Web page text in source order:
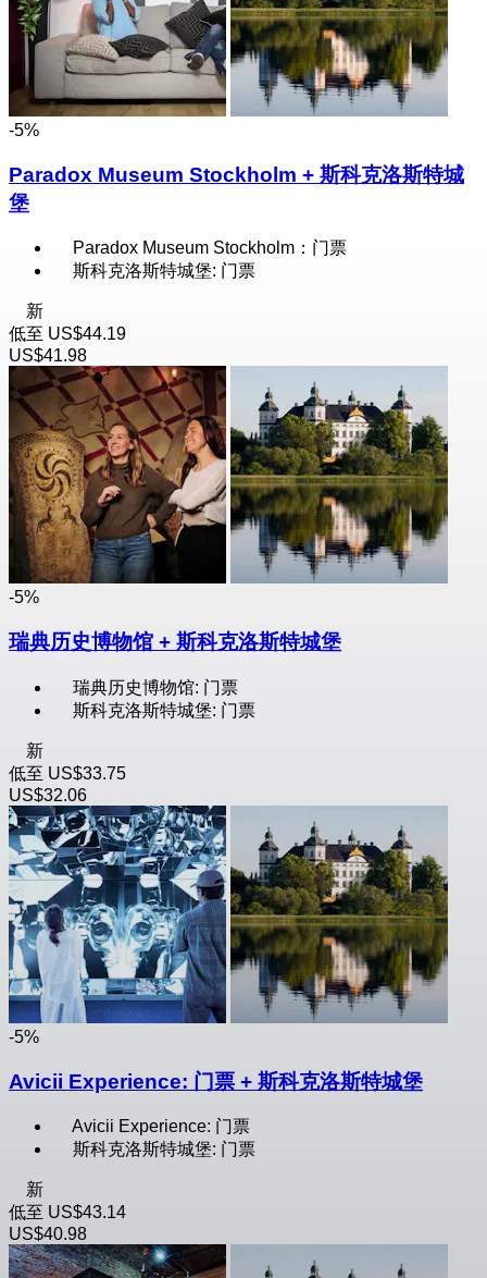
-5%
Paradox Museum Stockholm + 斯科克洛斯特城
堡
Paradox Museum Stockholm：门票
斯科克洛斯特城堡: 门票
新
低至 US$44.19
US$41.98
-5%
瑞典历史博物馆 + 斯科克洛斯特城堡
瑞典历史博物馆: 门票
斯科克洛斯特城堡: 门票
新
低至 US$33.75
US$32.06
-5%
Avicii Experience: 门票 + 斯科克洛斯特城堡
Avicii Experience: 门票
斯科克洛斯特城堡: 门票
新
低至 US$43.14
US$40.98